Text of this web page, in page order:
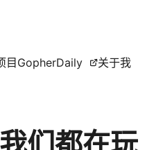
目 GopherDaily 关于我